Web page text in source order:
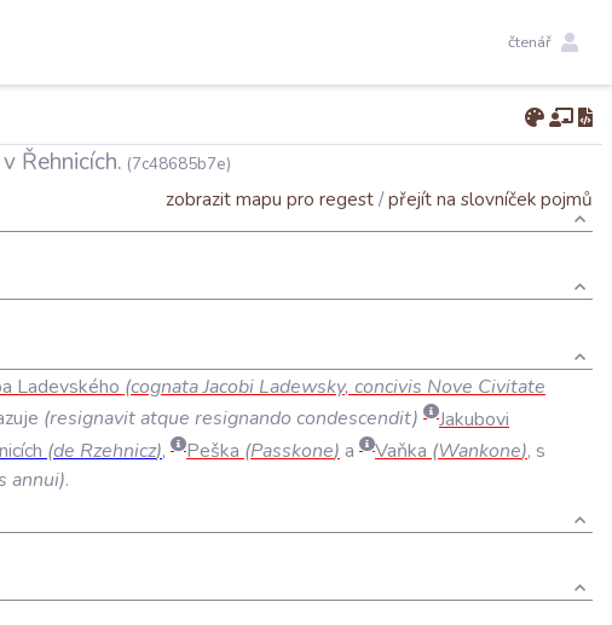
čtenář
Řehnicích. (7c48685b7e)
zobrazit mapu pro regest/přejít na slovníček pojmů
Ladevského (cognataJacobi Ladewsky, concivis Nove Civitate
(resignavitatque resignando condescendit)
Jakubovi
(de Rzehnicz), Peška (Passkone) a Vaňka (Wankone), s
annui).